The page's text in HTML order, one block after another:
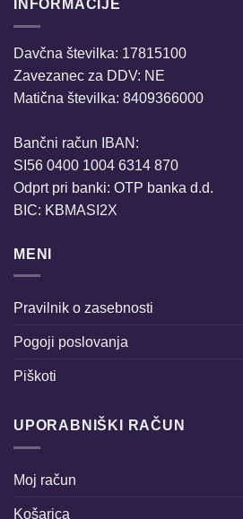
INFORMACIJE
Davčna številka: 17815100
Zavezanec za DDV: NE
Matična številka: 8409366000
Bančni račun IBAN:
SI56 0400 1004 6314 870
Odprt pri banki: OTP banka d.d.
BIC: KBMASI2X
MENI
Pravilnik o zasebnosti
Pogoji poslovanja
Piškoti
UPORABNIŠKI RAČUN
Moj račun
Košarica